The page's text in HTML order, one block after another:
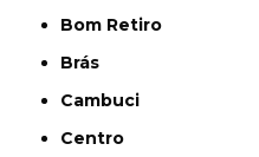
Bom Retiro
Brás
Cambuci
Centro